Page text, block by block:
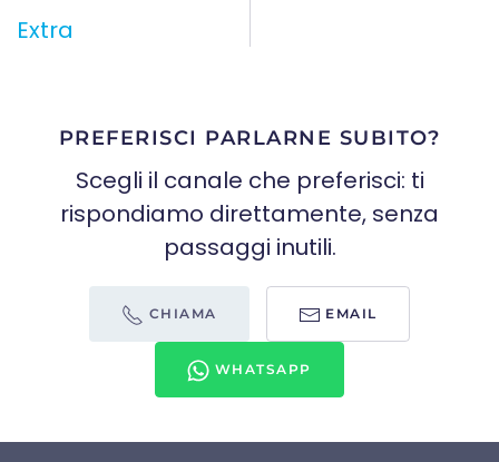
Extra
PREFERISCI PARLARNE SUBITO?
Scegli il canale che preferisci: ti
rispondiamo direttamente, senza
passaggi inutili.
CHIAMA EMAIL
WHATSAPP